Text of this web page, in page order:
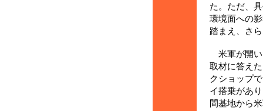
た。ただ、
環境面への
踏まえ、さ
米軍が開い
取材に答え
クショップ
イ搭乗があ
間基地から